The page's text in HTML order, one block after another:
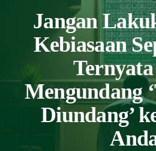
Jangan
Kebiasaan
Mengundang
Diundang’